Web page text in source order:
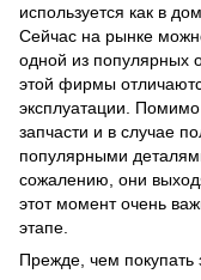
используется как в
Сейчас на рынке
одной из популярных
этой фирмы
эксплуатации. Помимо
запчасти и в случае
популярными
сожалению, они
этот момент очень
этапе.
Прежде, чем покупать